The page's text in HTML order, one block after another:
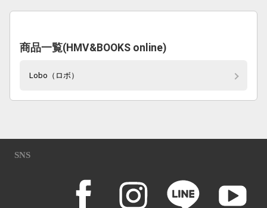
商品一覧(HMV&BOOKS online)
Lobo（ロボ）
SNS